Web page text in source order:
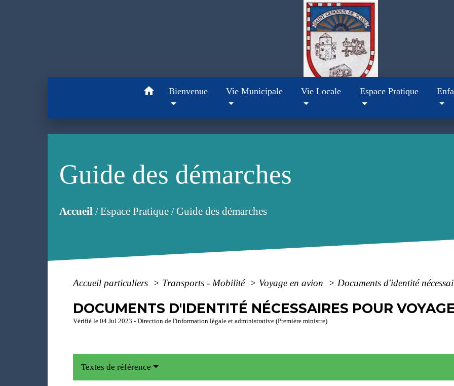
home Bienvenue Vie Municipale Vie Locale Espace Pratique
Guide des démarches
Accueil/Espace Pratique/Guide des démarches
Accueil particuliers > Transports - Mobilité > Voyage en avion > Documents d'identité
DOCUMENTS D'IDENTITÉ NÉCESSAIRES POUR
Vérifié le 04 Jul 2023 - Direction de l'information légale et administrative (Première ministre)
Textes de référence